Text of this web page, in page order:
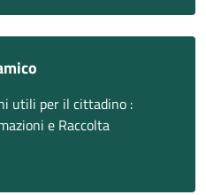
utili per il cittadino :
e Raccolta